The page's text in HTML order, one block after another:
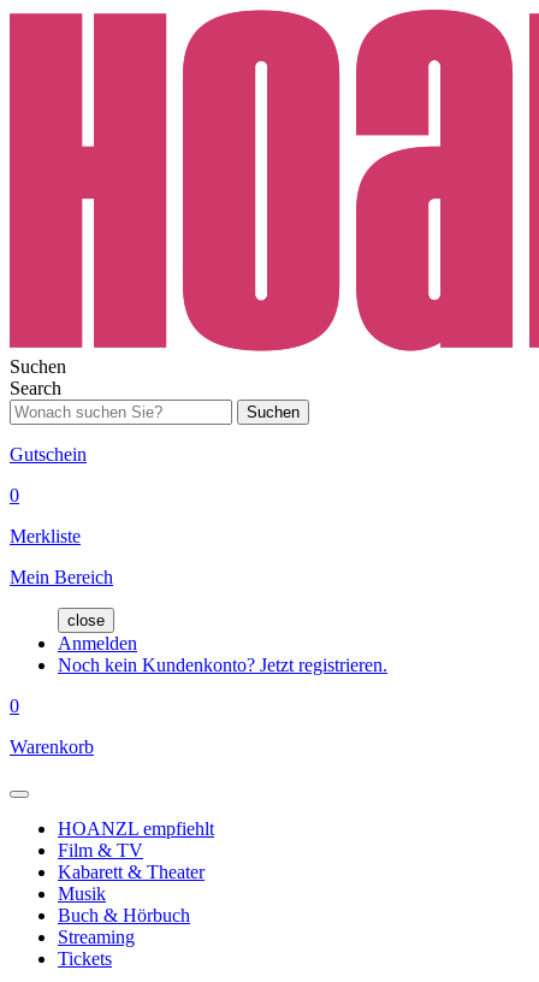
Suchen
Search
Suchen
Gutschein
0
Merkliste
Mein Bereich
close
Anmelden
Noch kein Kundenkonto? Jetzt registrieren.
0
Warenkorb
HOANZL empfiehlt
Film & TV
Kabarett & Theater
Musik
Buch & Hörbuch
Streaming
Tickets